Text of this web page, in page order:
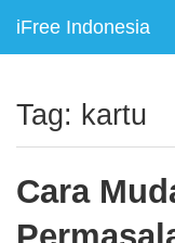
iFree Indonesia
Tag: kartu
Cara